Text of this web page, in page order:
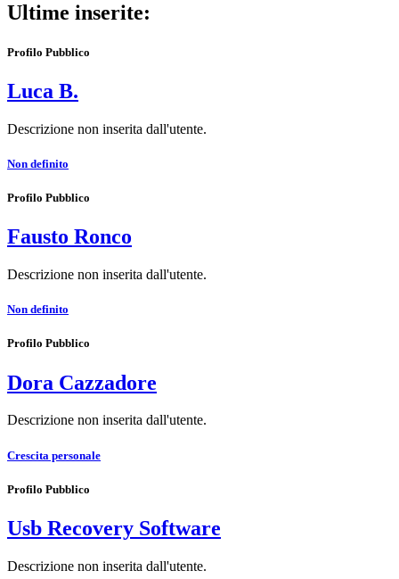
Ultime inserite:
Profilo Pubblico
Luca B.
Descrizione non inserita dall'utente.
Non definito
Profilo Pubblico
Fausto Ronco
Descrizione non inserita dall'utente.
Non definito
Profilo Pubblico
Dora Cazzadore
Descrizione non inserita dall'utente.
Crescita personale
Profilo Pubblico
Usb Recovery Software
Descrizione non inserita dall'utente.